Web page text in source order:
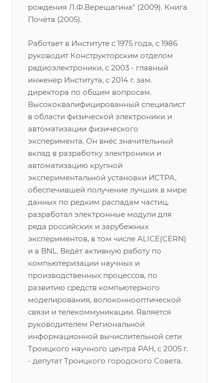
рождения Л.Ф.Верещагина" (2009). Книга
Почёта (2005).
Работает в Институте с 1975 года, с 1986
руководит Конструкторским отделом
радиоэлектроники, с 2003 - главный
инженер Института, с 2014 г. зам.
директора по общим вопросам.
Высококвалифицированный специалист
в области физической электроники и
автоматизации физического
эксперимента. Он внёс значительный
вклад в разработку электроники и
автоматизацию крупной
экспериментальной установки ИСТРА,
обеспечившей получение лучших в мире
данных по редким распадам частиц,
разработал электронные модули для
ряда российских и зарубежных
экспериментов, в том числе ALICE(CERN)
и в BNL. Ведёт активную работу по
компьютеризации научных и
производственных процессов, по
развитию средств компьютерного
моделирования, волоконнооптической
связи и телекоммуникации. Является
руководителем Региональной
информационной вычислительной сети
Троицкого научного центра РАН, с 2005 г.
- депутат Троицкого городского Совета.